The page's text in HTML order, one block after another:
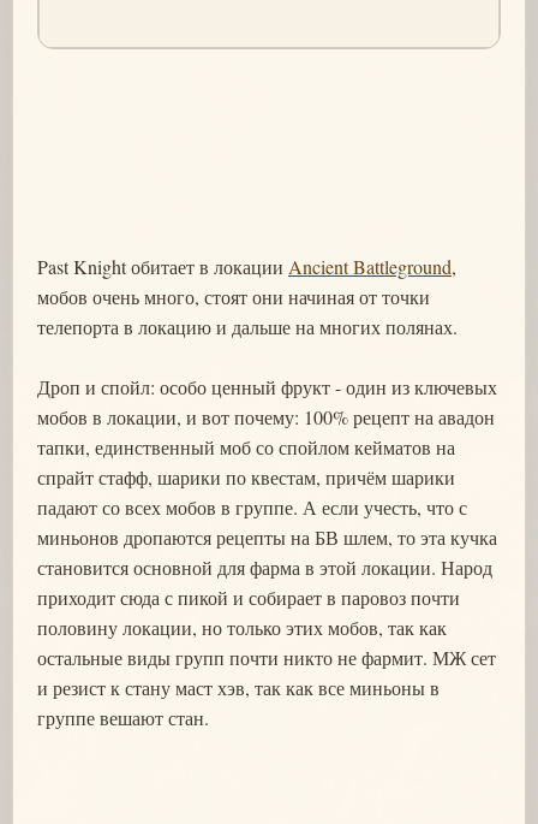
Past Knight обитает в локации Ancient Battleground,
мобов очень много, стоят они начиная от точки
телепорта в локацию и дальше на многих полянах.
Дроп и спойл: особо ценный фрукт - один из ключевых
мобов в локации, и вот почему: 100% рецепт на авадон
тапки, единственный моб со спойлом кейматов на
спрайт стафф, шарики по квестам, причём шарики
падают со всех мобов в группе. А если учесть, что с
миньонов дропаются рецепты на БВ шлем, то эта кучка
становится основной для фарма в этой локации. Народ
приходит сюда с пикой и собирает в паровоз почти
половину локации, но только этих мобов, так как
остальные виды групп почти никто не фармит. МЖ сет
и резист к стану маст хэв, так как все миньоны в
группе вешают стан.